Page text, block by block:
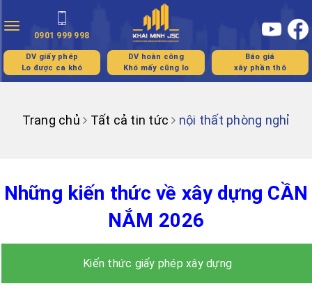
Toggle
navigation
0901 999 998
DV giấy phép
Lo được ca khó
DV hoàn công
Khó mấy cũng lo
Báo giá
xây phần thô
Trang chủ Tất cả tin tức nội thất phòng nghỉ
Những kiến thức về xây dựng CẦN
NẮM 2026
Kiến thức giấy phép xây dựng